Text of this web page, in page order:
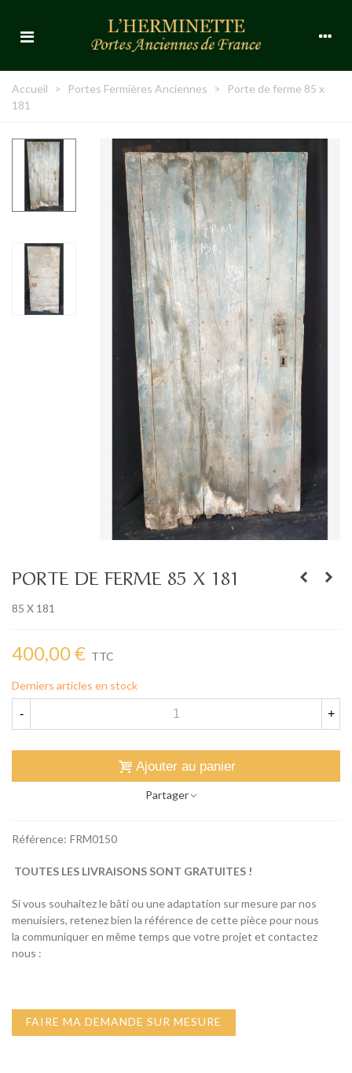
Accueil > Portes Fermières Anciennes >
Porte de ferme 85 x
181
PORTE DE FERME 85 X 181
85 X 181
400,00 € TTC
Derniers articles en stock
- +
Ajouter au panier
Partager
Référence: FRM0150
TOUTES LES LIVRAISONS SONT GRATUITES !
Si vous souhaitez le bâti ou une adaptation sur mesure par nos
menuisiers, retenez bien la référence de cette pièce pour nous
la communiquer en même temps que votre projet et contactez
nous :
FAIRE MA DEMANDE SUR MESURE